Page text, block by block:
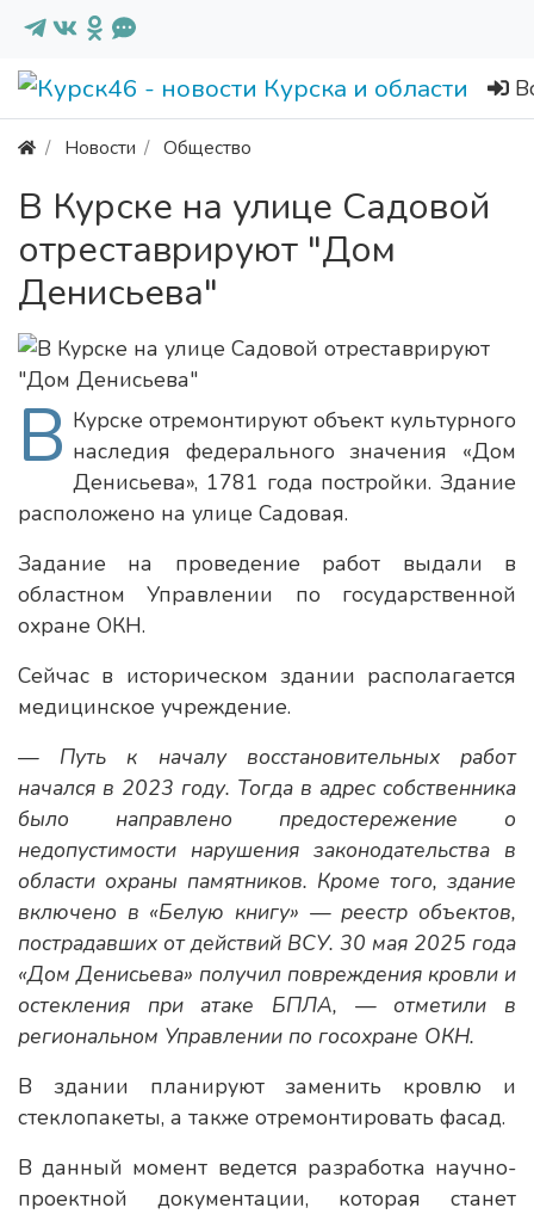
Новости Общество
В Курске на улице Садовой
отреставрируют "Дом
Денисьева"
В Курске отремонтируют объект культурного
наследия федерального значения «Дом
Денисьева», 1781 года постройки. Здание
расположено на улице Садовая.
Задание на проведение работ выдали в
областном Управлении по государственной
охране ОКН.
Сейчас в историческом здании располагается
медицинское учреждение.
— Путь к началу восстановительных работ
начался в 2023 году. Тогда в адрес собственника
было направлено предостережение о
недопустимости нарушения законодательства в
области охраны памятников. Кроме того, здание
включено в «Белую книгу» — реестр объектов,
пострадавших от действий ВСУ. 30 мая 2025 года
«Дом Денисьева» получил повреждения кровли и
остекления при атаке БПЛА, — отметили в
региональном Управлении по госохране ОКН.
В здании планируют заменить кровлю и
стеклопакеты, а также отремонтировать фасад.
В данный момент ведется разработка научно-
проектной документации, которая станет